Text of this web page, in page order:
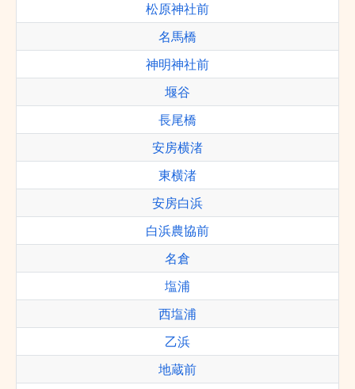
松原神社前
名馬橋
神明神社前
堰谷
長尾橋
安房横渚
東横渚
安房白浜
白浜農協前
名倉
塩浦
西塩浦
乙浜
地蔵前